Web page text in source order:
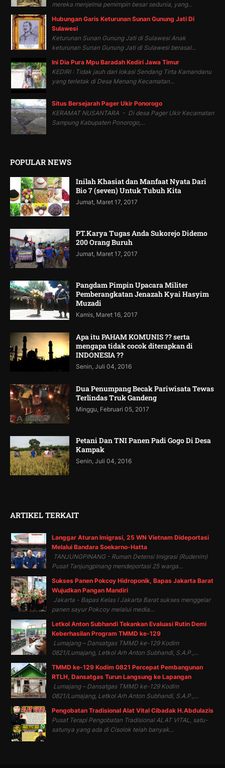
mereka menjelma pemimpin besar sedunia, yang...
Hubungan Garis Keturunan Sunan Gunung Jati Di
Sulawesi
Keturunan Sunan Gunung Jati di Sulawesi Anak
keturunan Sunan Gunung Jati di Sulawesi berasal...
Ini Dia Pura Mpu Baradah Kediri Jawa Timur
KEDIRI : Tidak jauh dari lokasi Sendang Tirta Kamandanu
yang terletak di Desa Menang Kecamatan...
Situs Bersejarah Pager Ukir Ponorogo
KERAMAT NUSANTARA - Di desa Pager Ukir Kecamatan
Sampung Kabupaten Ponorogo,...
POPULAR NEWS
Inilah Khasiat dan Manfaat Nyata Dari
Bio 7 (seven) Untuk Tubuh Kita
Jumat, Maret 17, 2017
PT.Karya Tugas Anda Sukorejo Didemo
200 Orang Buruh
Jumat, Maret 17, 2017
Pangdam Pimpin Upacara Militer
Pemberangkatan Jenazah Kyai Hasyim
Muzadi
Kamis, Maret 16, 2017
Apa itu PAHAM KOMUNIS ?? serta
mengapa tidak cocok diterapkan di
INDONESIA ??
Senin, Juli 04, 2016
Dua Penumpang Becak Pariwisata Tewas
Terlindas Truk Gandeng
Minggu, Februari 05, 2017
Petani Dan TNI Panen Padi Gogo Di Desa
Kampak
Senin, Juli 04, 2016
ARTIKEL TERKAIT
Langgar Aturan Imigrasi, 25 WN Vietnam Dideportasi
Melalui Bandara Soekarno-Hatta
TANJUNGPINANG - Rumah Detensi Imigrasi (Rudenim)
Pusat Tanjungpinang mendeportasi 25 warga...
Sukses Panen Pokcoy Hidroponik, Bapas Jakarta Barat
Wujudkan Pangan Mandiri
Jakarta - Bapas Kelas I Jakarta Barat sukses menggelar
panen sayur Pokcoy melalui media...
Letkol Anton Subhandi Tekankan Evaluasi Rutin Demi
Keberhasilan Program TMMD ke-129
Lumajang – Dansatgas TMMD ke-129 Kodim
0821/Lumajang, Letkol Arh Anton Subhandi, S.A.P.,...
TMMD ke-129 Kodim 0821 Percepat Pembangunan
RTLH, Dansatgas Turun Langsung ke Lapangan
Lumajang – Dansatgas TMMD ke-129 Kodim
0821/Lumajang, Letkol Arh Anton Subhandi, S.A.P.,...
Pengobatan Tradisional Alat Vital Cibadak H.Abdulazis
Pusat Terapi Pengobatan Tradisional ALAT VITAL, satu-
satunya yang ada di Cisolok telah banyak...